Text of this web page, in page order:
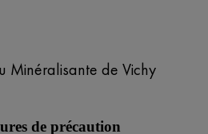
Minéralisante de Vichy
de précaution